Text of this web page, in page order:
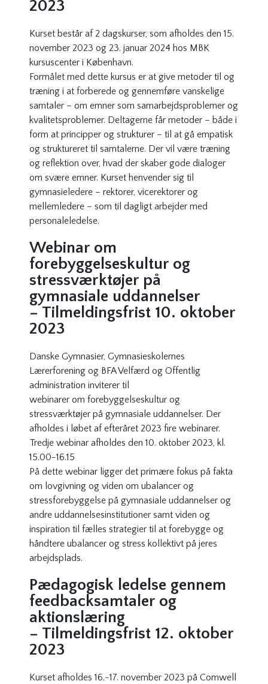
2023
Kurset består af 2 dagskurser, som afholdes den 15.
november 2023 og 23. januar 2024 hos MBK
kursuscenter i København.
Formålet med dette kursus er at give metoder til og
træning i at forberede og gennemføre vanskelige
samtaler – om emner som samarbejdsproblemer og
kvalitetsproblemer. Deltagerne får metoder – både i
form at principper og strukturer – til at gå empatisk
og struktureret til samtalerne. Der vil være træning
og reflektion over, hvad der skaber gode dialoger
om svære emner. Kurset henvender sig til
gymnasieledere – rektorer, vicerektorer og
mellemledere – som til dagligt arbejder med
personaleledelse.
Webinar om
forebyggelseskultur og
stressværktøjer på
gymnasiale uddannelser
– Tilmeldingsfrist 10. oktober
2023
Danske Gymnasier, Gymnasieskolernes
Lærerforening og BFA Velfærd og Offentlig
administration inviterer til
webinarer om forebyggelseskultur og
stressværktøjer på gymnasiale uddannelser. Der
afholdes i løbet af efteråret 2023 fire webinarer.
Tredje webinar afholdes den 10. oktober 2023, kl.
15.00-16.15
På dette webinar ligger det primære fokus på fakta
om lovgivning og viden om ubalancer og
stressforebyggelse på gymnasiale uddannelser og
andre uddannelsesinstitutioner samt viden og
inspiration til fælles strategier til at forebygge og
håndtere ubalancer og stress kollektivt på jeres
arbejdsplads.
Pædagogisk ledelse gennem
feedbacksamtaler og
aktionslæring
– Tilmeldingsfrist 12. oktober
2023
Kurset afholdes 16.-17. november 2023 på Comwell